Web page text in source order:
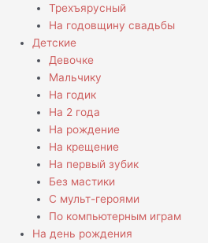
Трехъярусный
На годовщину свадьбы
Детские
Девочке
Мальчику
На годик
На 2 года
На рождение
На крещение
На первый зубик
Без мастики
С мульт-героями
По компьютерным играм
На день рождения